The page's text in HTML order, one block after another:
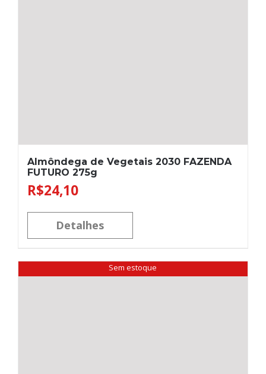
Almôndega de Vegetais 2030 FAZENDA
FUTURO 275g
R$24,10
Detalhes
Sem estoque